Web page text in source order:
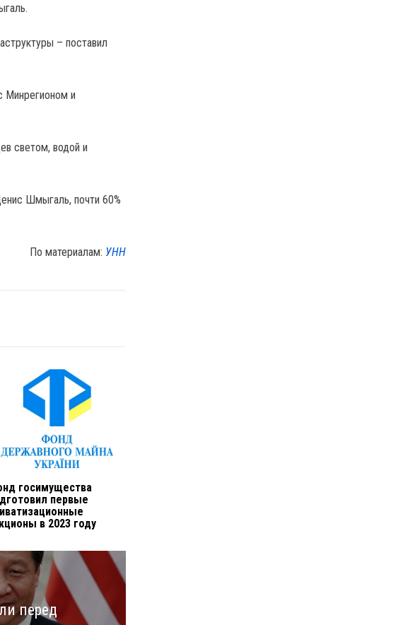
– поставил
Минрегионом и
светом, водой и
Шмыгаль, почти 60%
По материалам: УНН
госимущества
первые
в 2023 году
перед